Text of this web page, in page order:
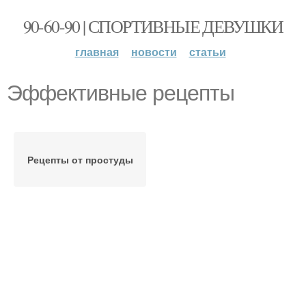
90-60-90 | СПОРТИВНЫЕ ДЕВУШКИ
главная новости статьи
Эффективные рецепты
Рецепты от простуды